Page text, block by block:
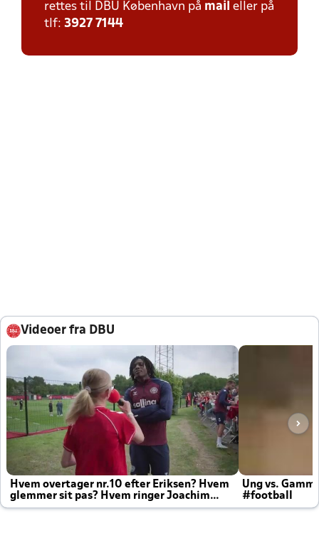
rettes til DBU København på mail eller på
tlf: 3927 7144
Videoer fra DBU
Hvem overtager nr.10 efter Eriksen? Hvem
glemmer sit pas? Hvem ringer Joachim
altid til efter kampe?
Ung vs.
#football